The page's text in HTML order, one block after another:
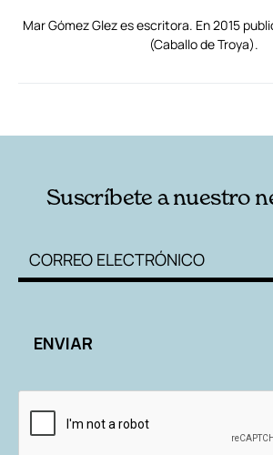
Mar Gómez Glez es escritora. En 2015
(Caballo de Troya).
Suscríbete a nuestro